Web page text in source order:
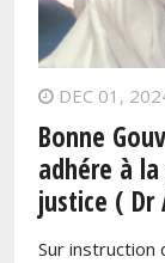
DEC 01,
Bonne
adhére à
justice ( Dr
Sur instruction